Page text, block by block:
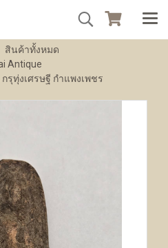
สินค้าทั้งหมด
Antique
รุทุ่งเศรษฐี กำแพงเพชร